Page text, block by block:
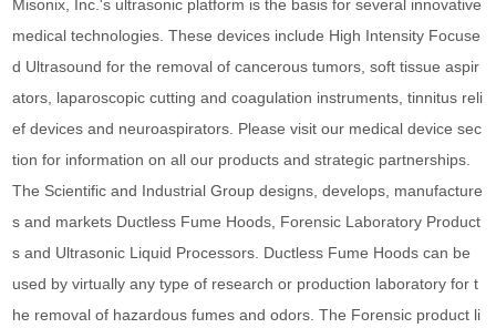
Misonix, Inc.'s ultrasonic platform is the basis for several innovative
medical technologies. These devices include High Intensity Focuse
d Ultrasound for the removal of cancerous tumors, soft tissue aspir
ators, laparoscopic cutting and coagulation instruments, tinnitus reli
ef devices and neuroaspirators. Please visit our medical device sec
tion for information on all our products and strategic partnerships.
The Scientific and Industrial Group designs, develops, manufacture
s and markets Ductless Fume Hoods, Forensic Laboratory Product
s and Ultrasonic Liquid Processors. Ductless Fume Hoods can be
used by virtually any type of research or production laboratory for t
he removal of hazardous fumes and odors. The Forensic product li